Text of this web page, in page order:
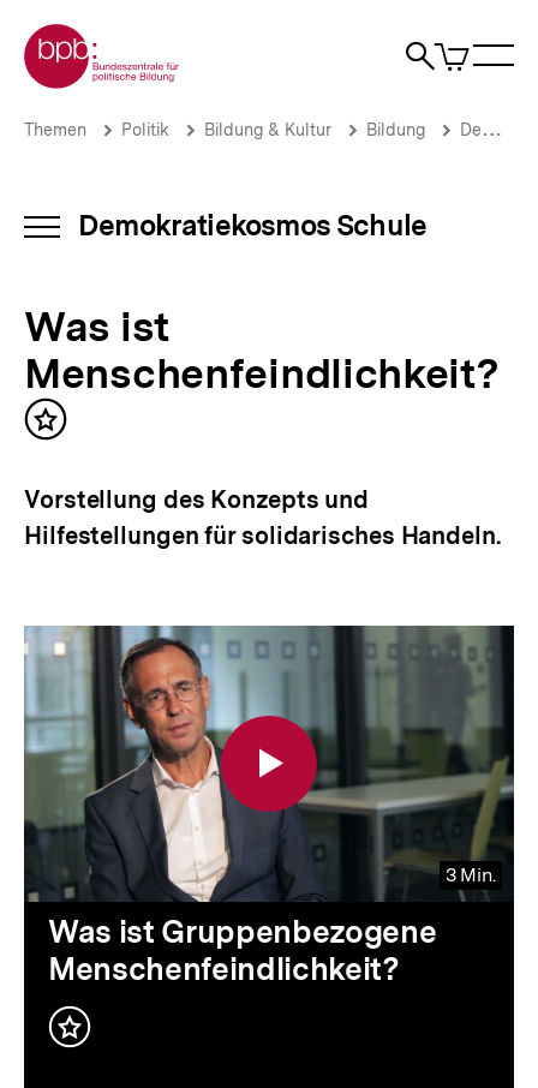
zum
Seiteninhalt
springen
Zur Startseite der bpb
Suche
Artikel
im
Was
Demokratiekosmos
Schule
Brotkrümelnavigation
Pfadnavigation
Themen Politik Bildung & Kultur Bildung Demokratiekosmos Schule
INHALTSNAVIGATION
Demokratiekosmos Schule
Was ist
Menschenfeindlichkeit?
Inhalt
Vorstellung des Konzepts und
Hilfestellungen für solidarisches Handeln.
3 Min.
Video
Dauer
3
Min.
Was ist Gruppenbezogene
Menschenfeindlichkeit?
Inhalt